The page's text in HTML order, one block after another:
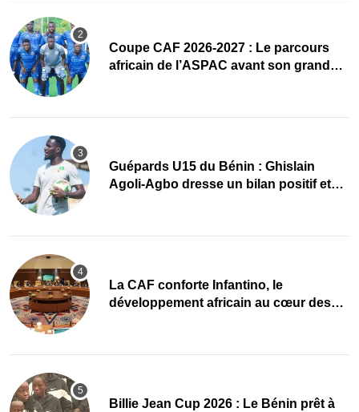
Coupe CAF 2026-2027 : Le parcours
africain de l’ASPAC avant son grand
Guépards U15 du Bénin : Ghislain
Agoli-Agbo dresse un bilan positif et
La CAF conforte Infantino, le
développement africain au cœur des
Billie Jean Cup 2026 : Le Bénin prêt à